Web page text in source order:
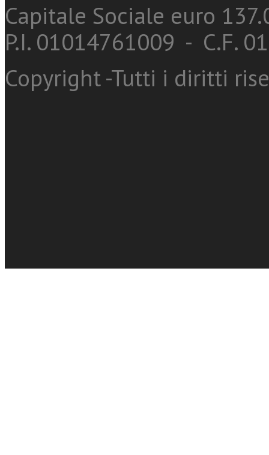
Capitale Sociale euro
P.I. 01014761009 - C.F.
Copyright -Tutti i diritti